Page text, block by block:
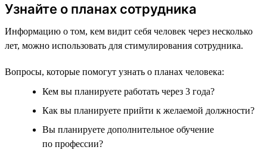
Узнайте о планах сотрудника
Информацию о том, кем видит себя человек через несколько
лет, можно использовать для стимулирования сотрудника.
Вопросы, которые помогут узнать о планах человека:
Кем вы планируете работать через 3 года?
Как вы планируете прийти к желаемой должности?
Вы планируете дополнительное обучение
по профессии?